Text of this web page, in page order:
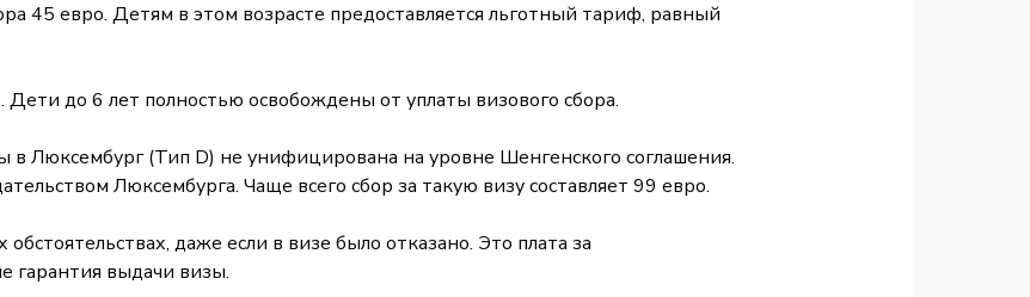
45 евро. Детям в этом возрасте предоставляется льготный тариф, равный
до 6 лет полностью освобождены от уплаты визового сбора.
в Люксембург (Тип D) не унифицирована на уровне Шенгенского соглашения.
Люксембурга. Чаще всего сбор за такую визу составляет 99 евро.
даже если в визе было отказано. Это плата за
гарантия выдачи визы.